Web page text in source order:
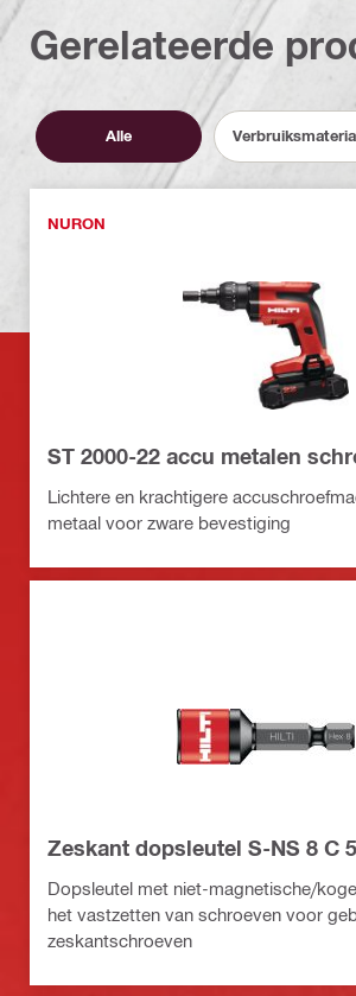
Gerelateerde
Alle
NURON
ST 2000-22 accu metalen
Lichtere en krachtigere
metaal voor zware bevestiging
Zeskant dopsleutel S-NS 8 C
Dopsleutel met niet-magnetische/
het vastzetten van schroeven voor
zeskantschroeven